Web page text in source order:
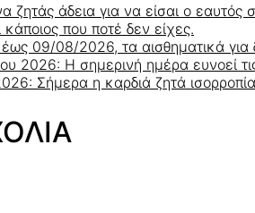
άδεια για να είσαι ο εαυτός
που ποτέ δεν είχες.
09/08/2026, τα αισθηματικά για
2026: Η σημερινή ημέρα ευνοεί τις
Σήμερα η καρδιά ζητά